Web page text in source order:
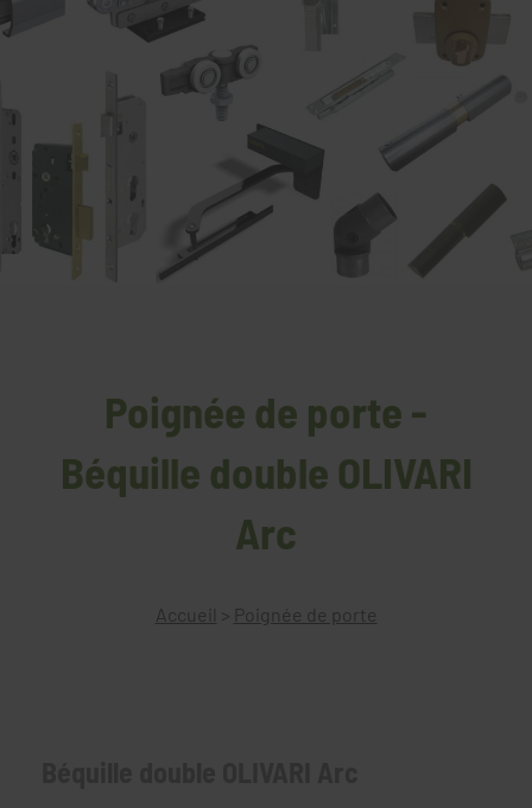
Poignée de porte -
Béquille double OLIVARI
Arc
Accueil > Poignée de porte